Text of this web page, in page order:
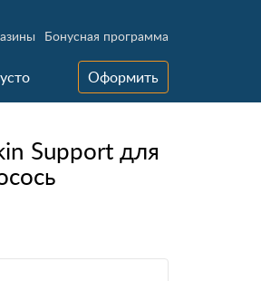
Бонусная программа
Оформить
Support для